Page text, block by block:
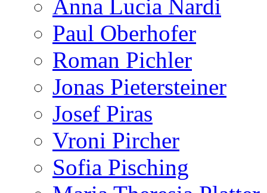
Anna Lucia Nardi
Paul Oberhofer
Roman Pichler
Jonas Pietersteiner
Josef Piras
Vroni Pircher
Sofia Pisching